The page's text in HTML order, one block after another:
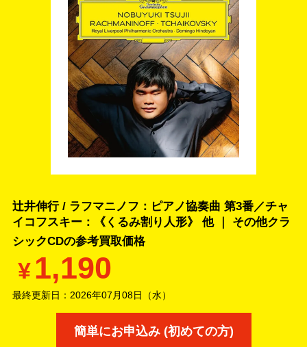
辻井伸行 / ラフマニノフ：ピアノ協奏曲 第3番／チャ
イコフスキー：《くるみ割り人形》 他 ｜ その他クラ
シックCDの参考買取価格
¥1,190
最終更新日： 2026年07月08日（水）
簡単にお申込み (初めての方)